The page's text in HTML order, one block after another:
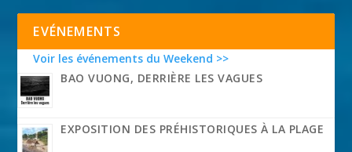
EVÉNEMENTS
Voir les événements du Weekend >>
BAO VUONG, DERRIÈRE LES VAGUES
EXPOSITION DES PRÉHISTORIQUES À LA PLAGE